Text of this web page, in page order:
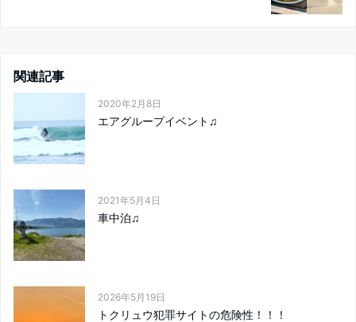
関連記事
2020年2月8日
エアグループイベント♫
2021年5月4日
車中泊♫
2026年5月19日
トクリュウ犯罪サイトの危険性！！！